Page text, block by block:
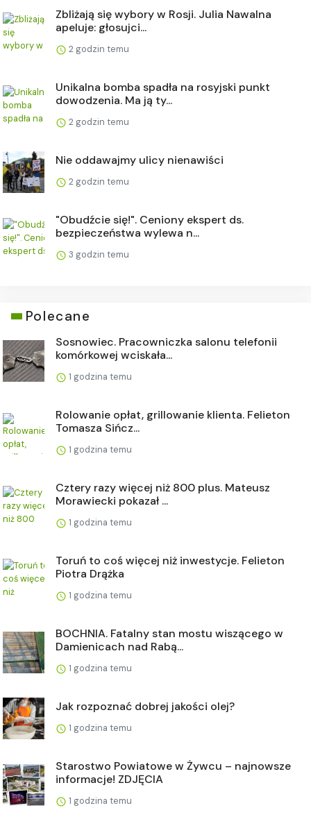
Zbliżają się wybory w Rosji. Julia Nawalna
apeluje: głosujci...
2 godzin temu
Unikalna bomba spadła na rosyjski punkt
dowodzenia. Ma ją ty...
2 godzin temu
Nie oddawajmy ulicy nienawiści
2 godzin temu
"Obudźcie się!". Ceniony ekspert ds.
bezpieczeństwa wylewa n...
3 godzin temu
Polecane
Sosnowiec. Pracowniczka salonu telefonii
komórkowej wciskała...
1 godzina temu
Rolowanie opłat, grillowanie klienta. Felieton
Tomasza Sińcz...
1 godzina temu
Cztery razy więcej niż 800 plus. Mateusz
Morawiecki pokazał ...
1 godzina temu
Toruń to coś więcej niż inwestycje. Felieton
Piotra Drążka
1 godzina temu
BOCHNIA. Fatalny stan mostu wiszącego w
Damienicach nad Rabą...
1 godzina temu
Jak rozpoznać dobrej jakości olej?
1 godzina temu
Starostwo Powiatowe w Żywcu – najnowsze
informacje! ZDJĘCIA
1 godzina temu